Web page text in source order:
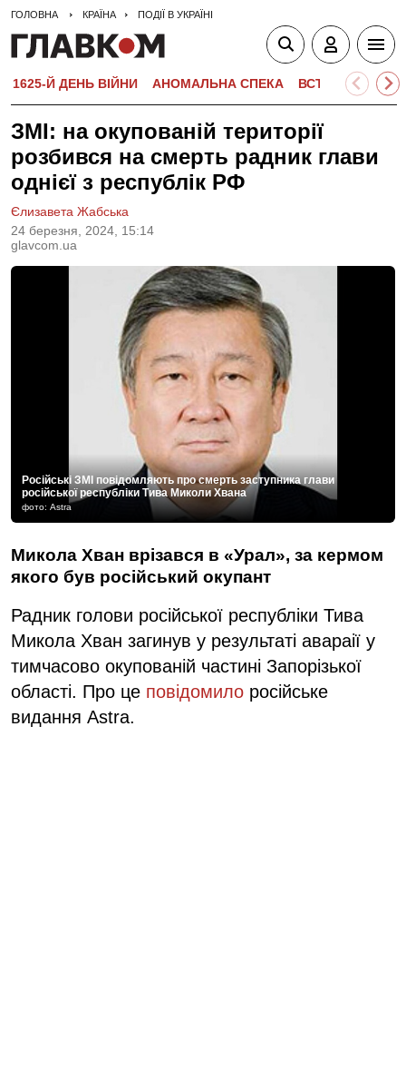
ГОЛОВНА КРАЇНА ПОДІЇ В УКРАЇНІ
1625-Й ДЕНЬ ВІЙНИ АНОМАЛЬНА СПЕКА ВСТУПНА
ЗМІ: на окупованій території
розбився на смерть радник глави
однієї з республік РФ
24 березня, 2024, 15:14
glavcom.ua
Єлизавета Жабська
Російські ЗМІ повідомляють про смерть заступника глави
російської республіки Тива Миколи Хвана
фото: Astra
Микола Хван врізався в «Урал», за кермом
якого був російський окупант
Радник голови російської республіки Тива
Микола Хван загинув у результаті авараії у
тимчасово окупованій частині Запорізької
області. Про це повідомило російське
видання Astra.